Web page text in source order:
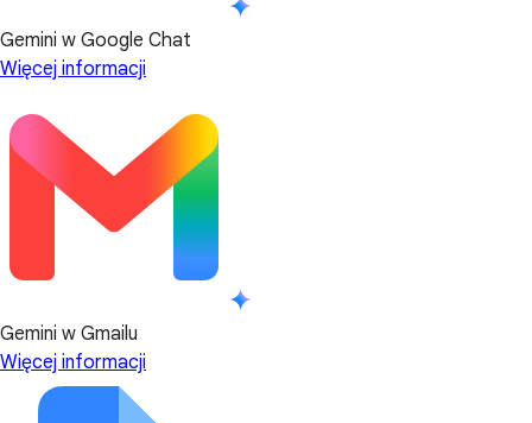
Gemini w Google Chat
Więcej informacji
Gemini w Gmailu
Więcej informacji